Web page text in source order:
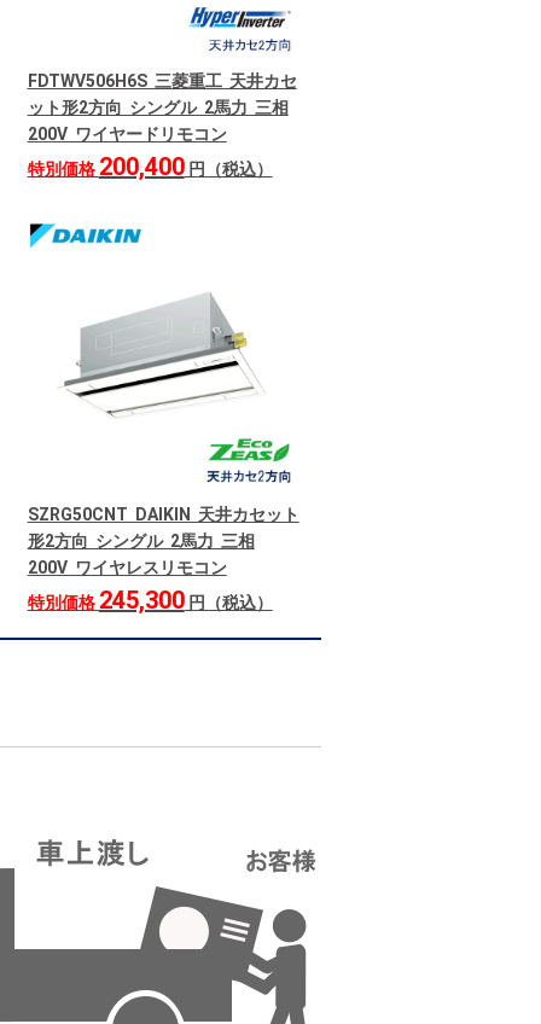
FDTWV506H6S 三菱重工 天井カセ
ット形2方向 シングル 2馬力 三相
200V ワイヤードリモコン
特別価格 200,400円（税込）
SZRG50CNT DAIKIN 天井カセット
形2方向 シングル 2馬力 三相
200V ワイヤレスリモコン
特別価格 245,300円（税込）